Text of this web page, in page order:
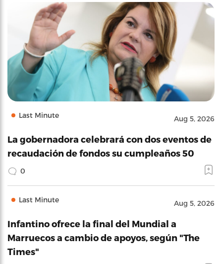
Last Minute Aug 5, 2026
La gobernadora celebrará con dos eventos de
recaudación de fondos su cumpleaños 50
0
Last Minute Aug 5, 2026
Infantino ofrece la final del Mundial a
Marruecos a cambio de apoyos, según "The
Times"